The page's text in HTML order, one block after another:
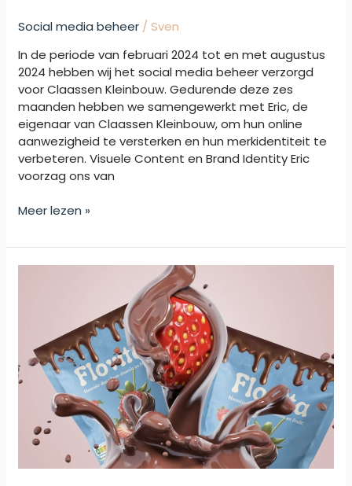
Social media beheer /Sven
In de periode van februari 2024 tot en met augustus
2024 hebben wij het social media beheer verzorgd
voor Claassen Kleinbouw. Gedurende deze zes
maanden hebben we samengewerkt met Eric, de
eigenaar van Claassen Kleinbouw, om hun online
aanwezigheid te versterken en hun merkidentiteit te
verbeteren. Visuele Content en Brand Identity Eric
voorzag ons van
Meer lezen »